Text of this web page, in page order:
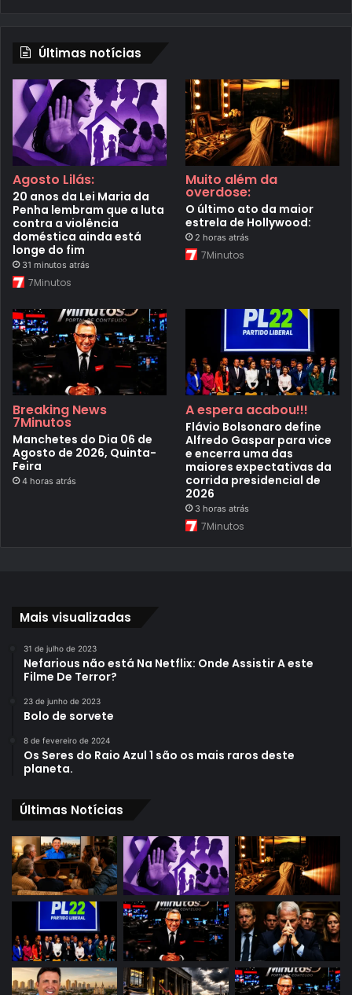
Últimas notícias
Agosto Lilás:
20 anos da Lei Maria da
Penha lembram que a luta
contra a violência
doméstica ainda está
longe do fim
31 minutos atrás
7Minutos
Muito além da
overdose:
O último ato da maior
estrela de Hollywood:
2 horas atrás
7Minutos
Breaking News
7Minutos
Manchetes do Dia 06 de
Agosto de 2026, Quinta-
Feira
4 horas atrás
A espera acabou!!!
Flávio Bolsonaro define
Alfredo Gaspar para vice
e encerra uma das
maiores expectativas da
corrida presidencial de
2026
3 horas atrás
7Minutos
Mais visualizadas
31 de julho de 2023
Nefarious não está Na Netflix: Onde Assistir A este
Filme De Terror?
23 de junho de 2023
Bolo de sorvete
8 de fevereiro de 2024
Os Seres do Raio Azul 1 são os mais raros deste
planeta.
Últimas Notícias